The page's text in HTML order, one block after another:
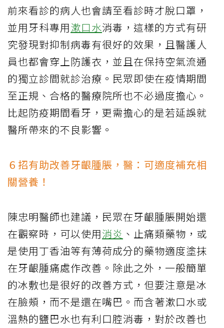
前來看診的病人也會請至看診時才脫口罩，
並用牙科專用漱口水消毒，這樣的方式有研
究發現對抑制病毒有很好的效果，且醫護人
員也都會穿上防護衣，並且在保持空氣流通
的獨立診間就診治療。民眾即使在疫情期間
至正規、合格的醫療院所也不必過度擔心。
比起防疫期間看牙，更需擔心的是若延誤就
醫所帶來的不良影響。
６招有助改善牙齦腫脹，醫：可適度補充相
關營養！
陳忠明醫師也建議，民眾在牙齦腫脹開始還
在觀察時，可以使用消炎 、止痛類藥物，或
是使用丁香油等有薄荷成分的藥物適度塗抹
在牙齦腫痛處作改善。除此之外，一般簡單
的冰敷也是很好的改善方式，但要注意是冰
在臉頰，而不是還在嘴巴。而含著漱口水或
溫熱的鹽巴水也有利口腔消毒，對於改善也